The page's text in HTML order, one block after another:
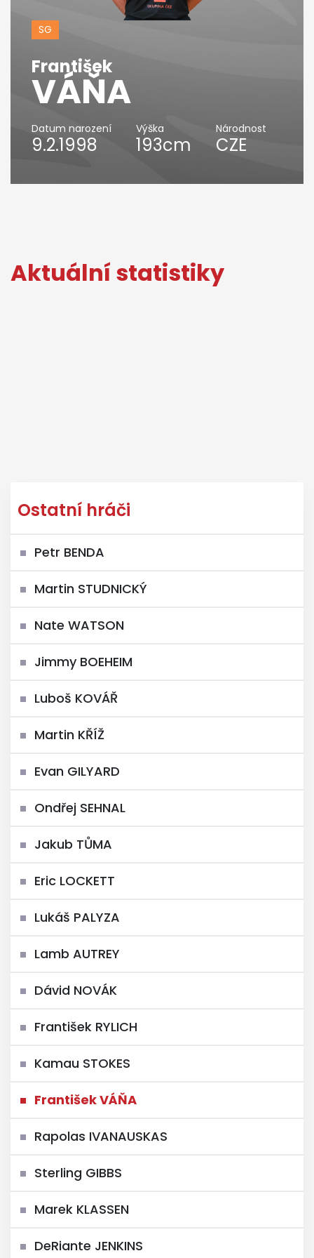
SG
František
VÁŇA
Datum narození
9.2.1998
Výška
193cm
Národnost
CZE
Aktuální statistiky
Ostatní hráči
Petr BENDA
Martin STUDNICKÝ
Nate WATSON
Jimmy BOEHEIM
Luboš KOVÁŘ
Martin KŘÍŽ
Evan GILYARD
Ondřej SEHNAL
Jakub TŮMA
Eric LOCKETT
Lukáš PALYZA
Lamb AUTREY
Dávid NOVÁK
František RYLICH
Kamau STOKES
František VÁŇA
Rapolas IVANAUSKAS
Sterling GIBBS
Marek KLASSEN
DeRiante JENKINS